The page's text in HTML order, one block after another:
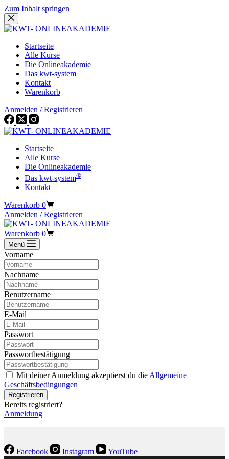
Zum Inhalt springen
Startseite
Alle Kurse
Die Onlineakademie
Das kwt-system
Kontakt
Warenkorb
Anmelden / Registrieren
Startseite
Alle Kurse
Die Onlineakademie
Das kwt-system®
Kontakt
Warenkorb 0
Anmelden / Registrieren
Warenkorb 0
Menü
Vorname
Nachname
Benutzername
E-Mail
Passwort
Passwortbestätigung
Mit deiner Anmeldung akzeptierst du die Allgemeine
Geschäftsbedingungen
Registrieren
Bereits registriert?
Anmeldung
Facebook Instagram YouTube